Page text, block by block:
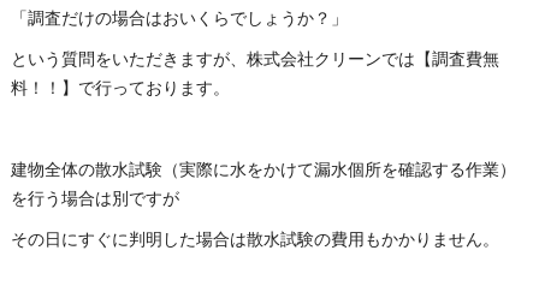
「調査だけの場合はおいくらでしょうか？」
という質問をいただきますが、株式会社クリーンでは【調査費無
料！！】で行っております。
建物全体の散水試験（実際に水をかけて漏水個所を確認する作業）
を行う場合は別ですが
その日にすぐに判明した場合は散水試験の費用もかかりません。